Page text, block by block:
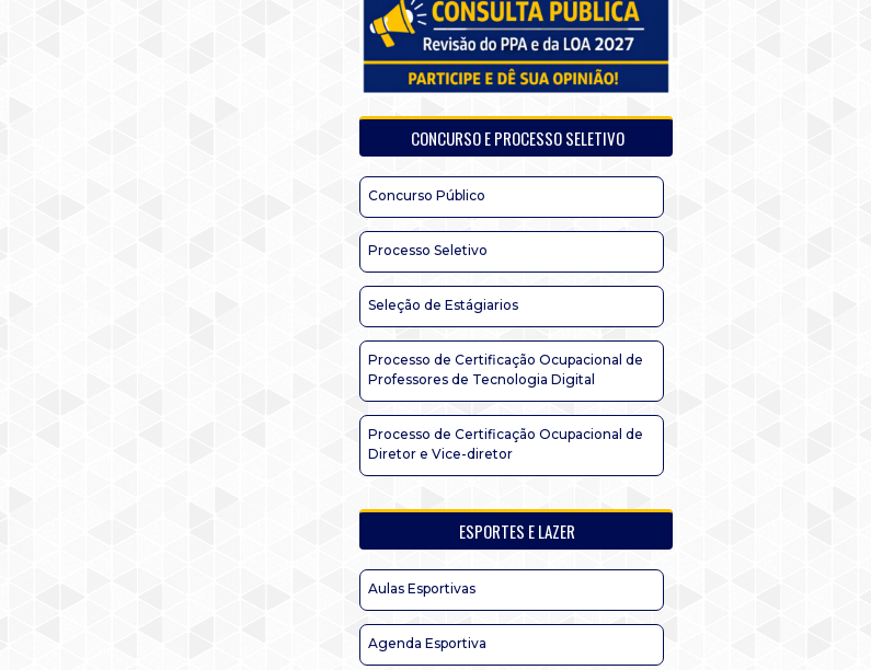
CONCURSO E PROCESSO SELETIVO
Concurso Público
Processo Seletivo
Seleção de Estágiarios
Processo de Certificação Ocupacional de
Professores de Tecnologia Digital
Processo de Certificação Ocupacional de
Diretor e Vice-diretor
ESPORTES E LAZER
Aulas Esportivas
Agenda Esportiva